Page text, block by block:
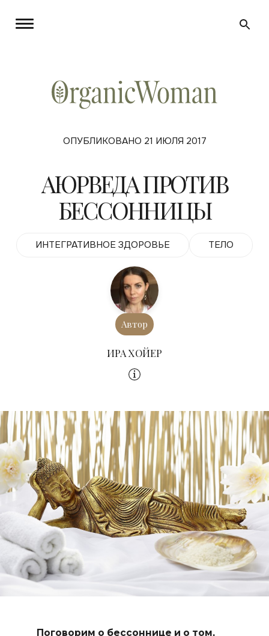
ОПУБЛИКОВАНО 21 ИЮЛЯ 2017
АЮРВЕДА ПРОТИВ
БЕССОННИЦЫ
ИНТЕГРАТИВНОЕ ЗДОРОВЬЕ ТЕЛО
Автор
ИРА ХОЙЕР
Поговорим о бессоннице и о том,